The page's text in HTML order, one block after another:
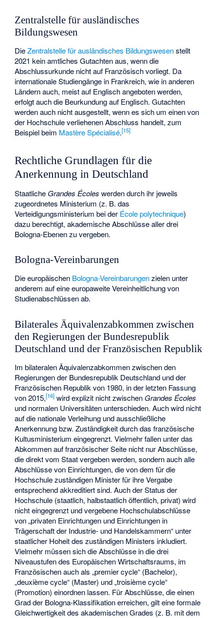
Zentralstelle für ausländisches
Bildungswesen
DieZentralstelle für ausländisches Bildungswesenstellt
2021 kein amtliches Gutachten aus, wenn die
Abschlussurkunde nicht auf Französisch vorliegt. Da
internationale Studiengänge in Frankreich, wie in anderen
Ländern auch, meist auf Englisch angeboten werden,
erfolgt auch die Beurkundung auf Englisch. Gutachten
werden auch nicht ausgestellt, wenn es sich um einen von
der Hochschule verliehenen Abschluss handelt, zum
Beispiel beim Mastère Spécialisé.[15]
Rechtliche Grundlagen für die
Anerkennung in Deutschland
Staatliche Grandes Écoles werden durch ihr jeweils
zugeordnetes Ministerium (z. B. das
Verteidigungsministerium bei der École polytechnique)
dazu berechtigt, akademische Abschlüsse aller drei
Bologna-Ebenen zu vergeben.
Bologna-Vereinbarungen
Die europäischen Bologna-Vereinbarungenzielen unter
anderem auf eine europaweite Vereinheitlichung von
Studienabschlüssen ab.
Bilaterales Äquivalenzabkommen zwischen
den Regierungen der Bundesrepublik
Deutschland und der Französischen Republik
Im bilateralen Äquivalenzabkommen zwischen den
Regierungen der Bundesrepublik Deutschland und der
Französischen Republik von 1980, in der letzten Fassung
von 2015,[16] wird explizit nicht zwischen Grandes Écoles
und normalen Universitäten unterschieden. Auch wird nicht
auf die nationale Verleihung und ausschließliche
Anerkennung bzw. Zuständigkeit durch das französische
Kultusministerium eingegrenzt. Vielmehr fallen unter das
Abkommen auf französischer Seite nicht nur Abschlüsse,
die direkt vom Staat vergeben werden, sondern auch alle
Abschlüsse von Einrichtungen, die von dem für die
Hochschule zuständigen Minister für ihre Vergabe
entsprechend akkreditiert sind. Auch der Status der
Hochschule (staatlich, halbstaatlich öffentlich, privat) wird
nicht eingegrenzt und vergebene Hochschulabschlüsse
von „privaten Einrichtungen und Einrichtungen in
Trägerschaft der Industrie- und Handelskammern“ unter
staatlicher Hoheit des zuständigen Ministers inkludiert.
Vielmehr müssen sich die Abschlüsse in die drei
Niveaustufen des Europäischen Wirtschaftsraums, im
Französischen auch als „premier cycle“ (Bachelor),
„deuxième cycle“ (Master) und „troisième cycle“
(Promotion) einordnen lassen. Für Abschlüsse, die einen
Grad der Bologna-Klassifikation erreichen, gilt eine formale
Gleichwertigkeit des akademischen Grades (z. B. mit dem